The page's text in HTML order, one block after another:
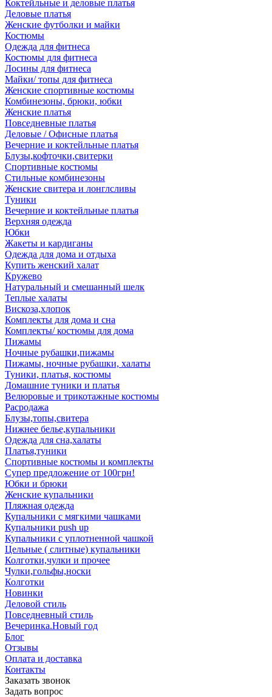
Коктейльные и деловые платья
Деловые платья
Женские футболки и майки
Костюмы
Одежда для фитнеса
Костюмы для фитнеса
Лосины для фитнеса
Майки/ топы для фитнеса
Женские спортивные костюмы
Комбинезоны, брюки, юбки
Женские платья
Повседневные платья
Деловые / Офисные платья
Вечерние и коктейльные платья
Блузы,кофточки,свитерки
Спортивные костюмы
Стильные комбинезоны
Женские свитера и лонглсливы
Туники
Вечерние и коктейльные платья
Верхняя одежда
Юбки
Жакеты и кардиганы
Одежда для дома и отдыха
Купить женский халат
Кружево
Натуральный и смешанный шелк
Теплые халаты
Вискоза,хлопок
Комплекты для дома и сна
Комплекты/ костюмы для дома
Пижамы
Ночные рубашки,пижамы
Пижамы, ночные рубашки, халаты
Туники, платья, костюмы
Домашние туники и платья
Велюровые и трикотажные костюмы
Расродажа
Блузы,топы,свитера
Нижнее белье,купальники
Одежда для сна,халаты
Платья,туники
Спортивные костюмы и комплекты
Супер предложение от 100грн!
Юбки и брюки
Женские купальники
Пляжная одежда
Купальники с мягкими чашками
Купальники push up
Купальники с уплотненной чашкой
Цельные ( слитные) купальники
Колготки,чулки и прочее
Чулки,гольфы,носки
Колготки
Новинки
Деловой стиль
Повседневный стиль
Вечеринка.Новый год
Блог
Отзывы
Оплата и доставка
Контакты
Заказать звонок
Задать вопрос